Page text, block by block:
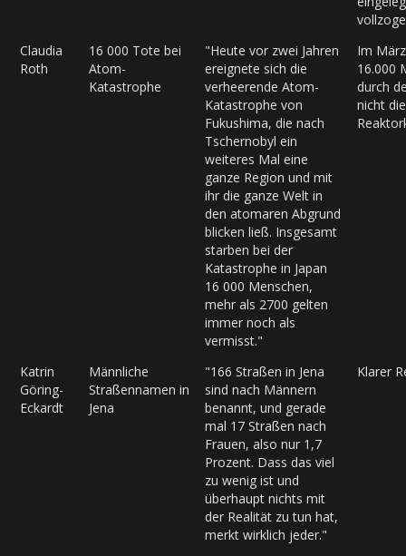
Claudia
Roth
16 000 Tote bei
Atom-
Katastrophe
"Heute vor zwei Jahren
ereignete sich die
verheerende Atom-
Katastrophe von
Fukushima, die nach
Tschernobyl ein
weiteres Mal eine
ganze Region und mit
ihr die ganze Welt in
den atomaren Abgrund
blicken ließ. Insgesamt
starben bei der
Katastrophe in Japan
16 000 Menschen,
mehr als 2700 gelten
immer noch als
vermisst."
Im
16.000
durch
nicht
Katrin
Göring-
Eckardt
Männliche
Straßennamen in
Jena
"166 Straßen in Jena
sind nach Männern
benannt, und gerade
mal 17 Straßen nach
Frauen, also nur 1,7
Prozent. Dass das viel
zu wenig ist und
überhaupt nichts mit
der Realität zu tun hat,
merkt wirklich jeder."
Klarer